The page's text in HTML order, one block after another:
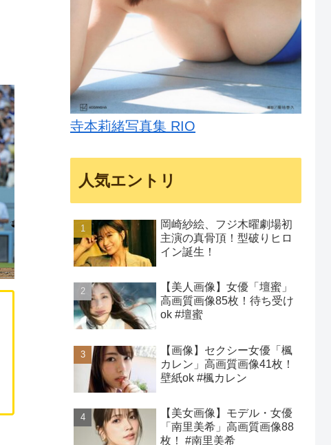
寺本莉緒写真集 RIO
人気エントリ
岡崎紗絵、フジ木曜劇場初
主演の真骨頂！型破りヒロ
イン誕生！
【美人画像】女優「壇蜜」
高画質画像85枚！待ち受け
ok #壇蜜
【画像】セクシー女優「楓
カレン」高画質画像41枚！
壁紙ok #楓カレン
【美女画像】モデル・女優
「南里美希」高画質画像88
枚！ #南里美希